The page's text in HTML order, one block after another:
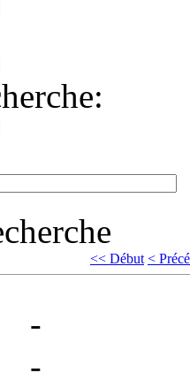
<< Début <
-
-